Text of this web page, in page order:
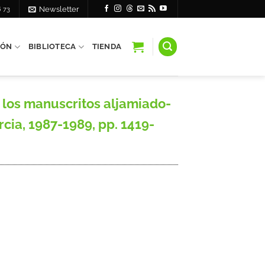
73 Newsletter
BIBLIOTECA TIENDA
los manuscritos aljamiado-
1987-1989, pp. 1419-